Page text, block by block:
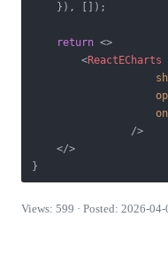
    }), []);
return <>
<ReactECharts
                />
</>
Views: 599 · Posted: 2026-04-